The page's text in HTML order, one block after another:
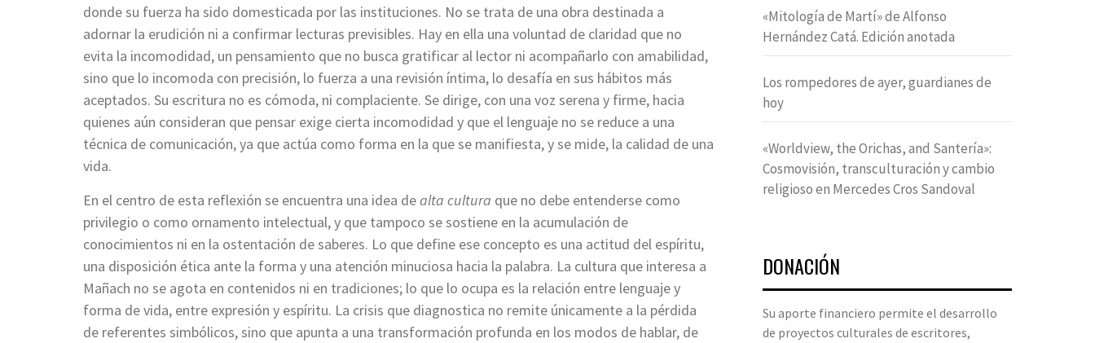
donde su fuerza ha sido domesticada por las instituciones. No se trata de una obra destinada a
adornar la erudición ni a confirmar lecturas previsibles. Hay en ella una voluntad de claridad que no
evita la incomodidad, un pensamiento que no busca gratificar al lector ni acompañarlo con amabilidad,
sino que lo incomoda con precisión, lo fuerza a una revisión íntima, lo desafía en sus hábitos más
aceptados. Su escritura no es cómoda, ni complaciente. Se dirige, con una voz serena y firme, hacia
quienes aún consideran que pensar exige cierta incomodidad y que el lenguaje no se reduce a una
técnica de comunicación, ya que actúa como forma en la que se manifiesta, y se mide, la calidad de una
vida.
En el centro de esta reflexión se encuentra una idea dealta cultura que no debe entenderse como
privilegio o como ornamento intelectual, y que tampoco se sostiene en la acumulación de
conocimientos ni en la ostentación de saberes. Lo que define ese concepto es una actitud del espíritu,
una disposición ética ante la forma y una atención minuciosa hacia la palabra. La cultura que interesa a
Mañach no se agota en contenidos ni en tradiciones; lo que lo ocupa es la relación entre lenguaje y
forma de vida, entre expresión y espíritu. La crisis que diagnostica no remite únicamente a la pérdida
de referentes simbólicos, sino que apunta a una transformación profunda en los modos de hablar, de
«Mitología de Martí» de Alfonso
Hernández Catá. Edición anotada
Los rompedores de ayer, guardianes de
hoy
«Worldview, the Orichas, and Santería»:
Cosmovisión, transculturación y cambio
religioso en Mercedes Cros Sandoval
DONACIÓN
Su aporte financiero permite el desarrollo
de proyectos culturales de escritores,